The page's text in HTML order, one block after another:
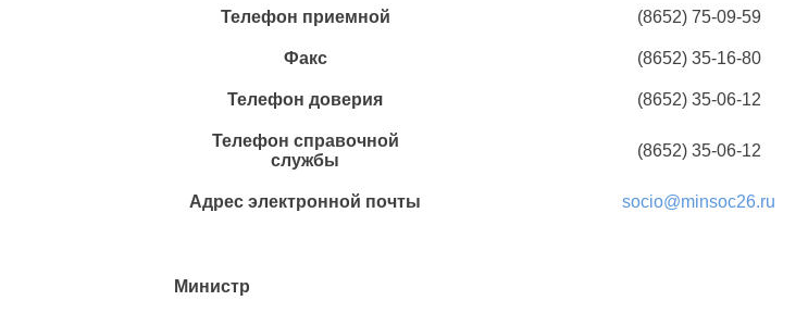
Телефон приемной (8652) 75-09-59
Факс (8652) 35-16-80
Телефон доверия (8652) 35-06-12
Телефон справочной
службы
(8652) 35-06-12
Адрес электронной почты socio@minsoc26.ru
Министр